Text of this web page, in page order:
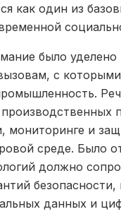
как один из
было уделено
с которыми
мониторинге и
среде. Было
должно
безопасности,
данных и